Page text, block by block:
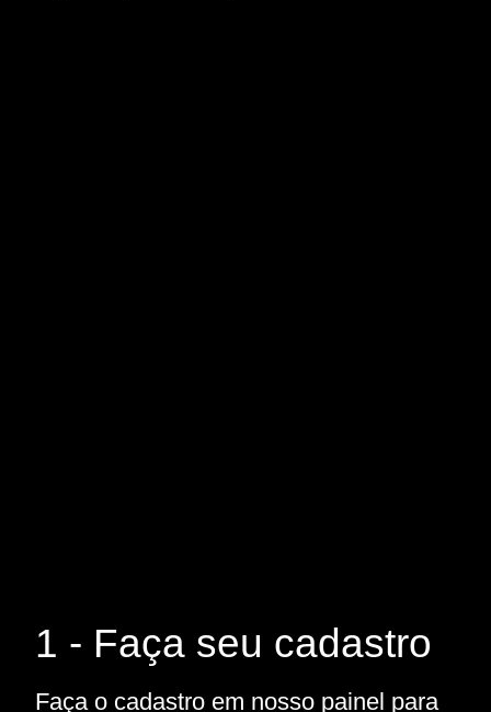
1 - Faça seu cadastro
Faça o cadastro em nosso painel para